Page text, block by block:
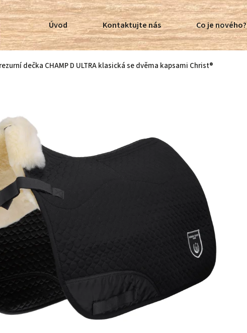
Úvod Kontaktujte nás Co je nového?
dečka CHAMP D ULTRA klasická se dvěma kapsami Christ®